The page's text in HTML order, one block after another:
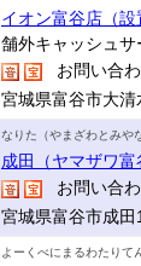
イオン富谷店（
舗外キャッシュ
お問い合
宮城県富谷市大
なりた（やまざわとみや
成田（ヤマザワ富
お問い合
宮城県富谷市成田
よーくべにまるわたりてん